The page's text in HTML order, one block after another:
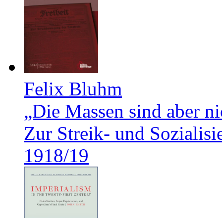
Felix Bluhm
„Die Massen sind aber
Zur Streik- und
1918/19